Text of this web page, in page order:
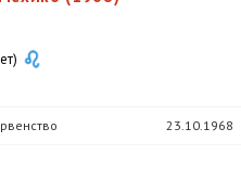
23.10.1968